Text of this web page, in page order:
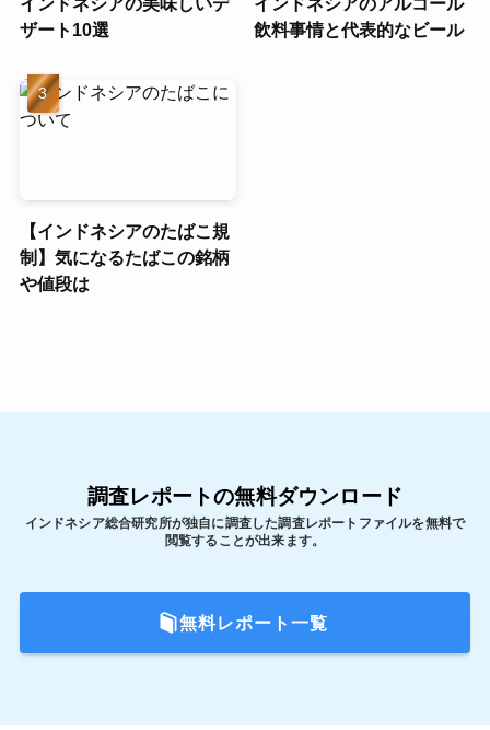
ザート10選
飲料事情と代表的なビール
【インドネシアのたばこ規
制】気になるたばこの銘柄
や値段は
調査レポートの無料ダウンロード
インドネシア総合研究所が独自に調査した調査レポートファイルを無料で
閲覧することが出来ます。
無料レポート一覧